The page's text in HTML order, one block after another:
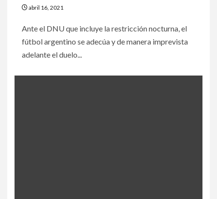
abril 16, 2021
Ante el DNU que incluye la restricción nocturna, el
fútbol argentino se adecúa y de manera imprevista
adelante el duelo...